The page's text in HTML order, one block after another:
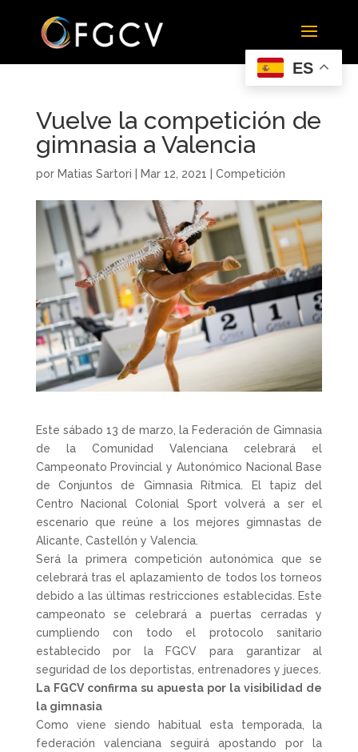
Vuelve la competición de
gimnasia a Valencia
por Matias Sartori Mar 12, 2021 Competición
Este sábado 13 de marzo, la Federación de Gimnasia
de la Comunidad Valenciana celebrará el
Campeonato Provincial y Autonómico Nacional Base
de Conjuntos de Gimnasia Rítmica. El tapiz del
Centro Nacional Colonial Sport volverá a ser el
escenario que reúne a los mejores gimnastas de
Alicante, Castellón y Valencia.
Será la primera competición autonómica que se
celebrará tras el aplazamiento de todos los torneos
debido a las últimas restricciones establecidas. Este
campeonato se celebrará a puertas cerradas y
cumpliendo con todo el protocolo sanitario
establecido por la FGCV para garantizar al
seguridad de los deportistas, entrenadores y jueces.
La FGCV confirma su apuesta por la visibilidad de
la gimnasia
Como viene siendo habitual esta temporada, la
federación valenciana seguirá apostando por la
ES